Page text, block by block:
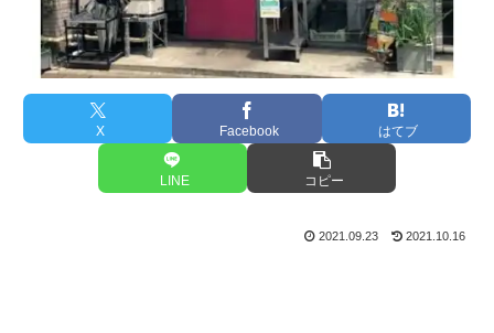
X Facebook はてブ
LINE コピー
2021.09.23 2021.10.16